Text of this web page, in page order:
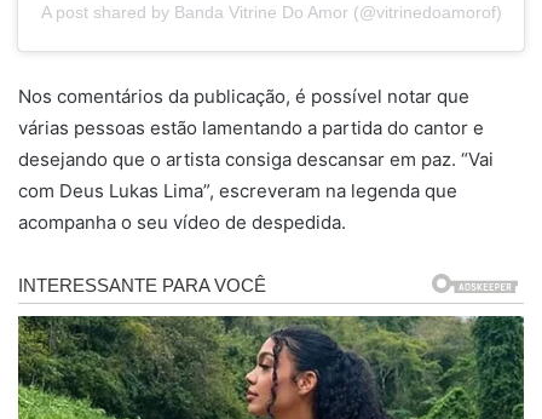
A post shared by Banda Vitrine Do Amor (@vitrinedoamorof)
Nos comentários da publicação, é possível notar que
várias pessoas estão lamentando a partida do cantor e
desejando que o artista consiga descansar em paz. “Vai
com Deus Lukas Lima”, escreveram na legenda que
acompanha o seu vídeo de despedida.